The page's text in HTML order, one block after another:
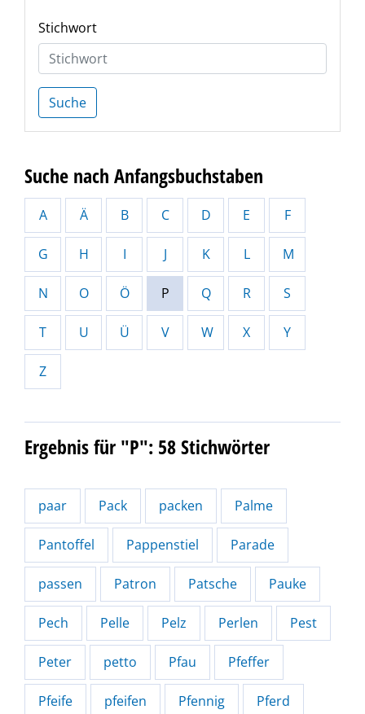
Stichwort
Suche
Suche nach Anfangsbuchstaben
A Ä B C D E F
G H I J K L M
N O Ö P Q R S
T U Ü V W X Y
Z
Ergebnis für "P": 58 Stichwörter
paar Pack packen Palme
Pantoffel Pappenstiel Parade
passen Patron Patsche Pauke
Pech Pelle Pelz Perlen Pest
Peter petto Pfau Pfeffer
Pfeife pfeifen Pfennig Pferd